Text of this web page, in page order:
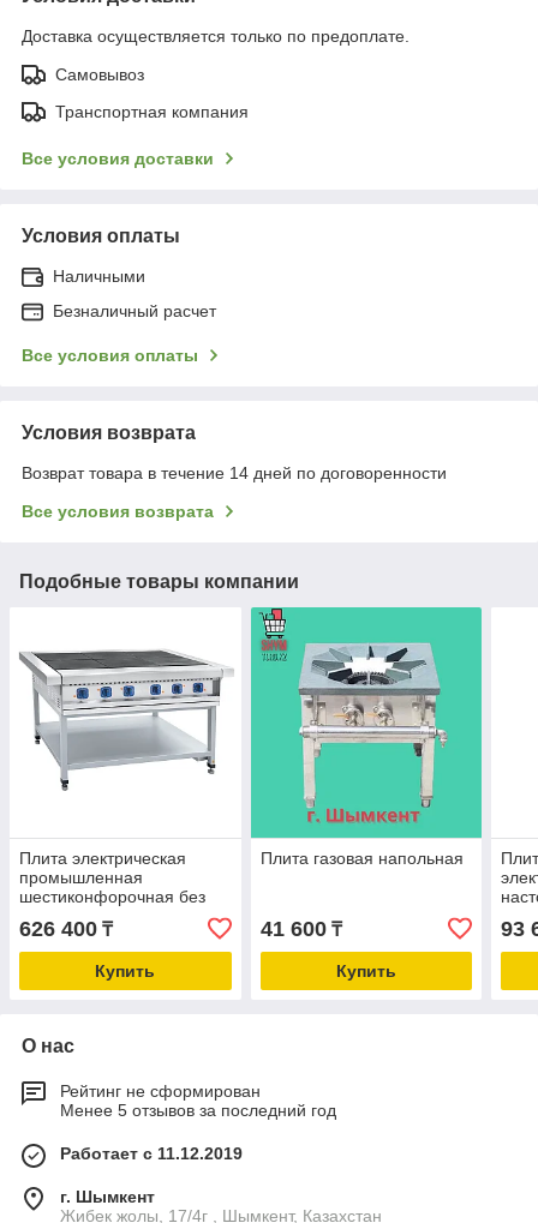
Доставка осуществляется только по предоплате.
Самовывоз
Транспортная компания
Все условия доставки
Условия оплаты
Наличными
Безналичный расчет
Все условия оплаты
Условия возврата
Возврат товара в течение 14 дней по договоренности
Все условия возврата
Подобные товары компании
Плита электрическая
промышленная
шестиконфорочная без
жарочного шкафа ЭП-6П
на подставке Abat
626 400 ₸
Купить
Плита газовая напольная
41 600₸
Купить
93
О нас
Рейтинг не сформирован
Менее 5 отзывов за последний год
Работает с 11.12.2019
г. Шымкент
Жибек жолы, 17/4г , Шымкент, Казахстан